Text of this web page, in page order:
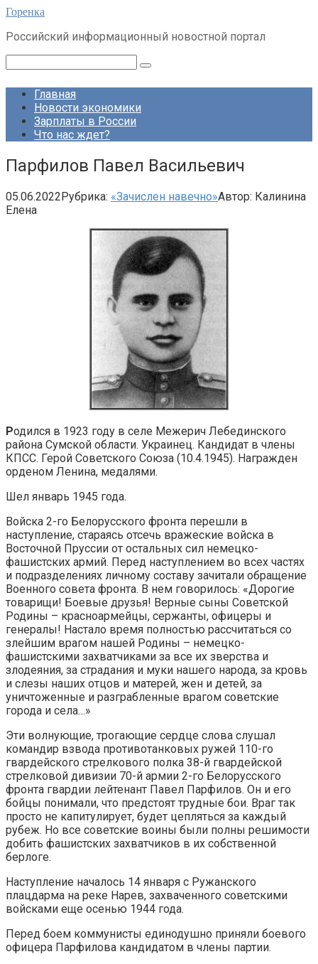
Перейти
контенту
Горенка
Российский информационный новостной портал
Главная
Новости экономики
Зарплаты в России
Что нас ждет?
Парфилов Павел Васильевич
05.06.2022Рубрика: «Зачислен навечно»Автор: Калинина
Елена
Родился в 1923 году в селе Межерич Лебединского
района Сумской области. Украинец. Кандидат в члены
КПСС. Герой Советского Союза (10.4.1945). Награжден
орденом Ленина, медалями.
Шел январь 1945 года.
Войска 2-го Белорусского фронта перешли в
наступление, стараясь отсечь вражеские войска в
Восточной Пруссии от остальных сил немецко-
фашистских армий. Перед наступлением во всех частях
и подразделениях личному составу зачитали обращение
Военного совета фронта. В нем говорилось: «Дорогие
товарищи! Боевые друзья! Верные сыны Советской
Родины – красноармейцы, сержанты, офицеры и
генералы! Настало время полностью рассчитаться со
злейшим врагом нашей Родины – немецко-
фашистскими захватчиками за все их зверства и
злодеяния, за страдания и муки нашего народа, за кровь
и слезы наших отцов и матерей, жен и детей, за
уничтоженные и разграбленные врагом советские
города и села…»
Эти волнующие, трогающие сердце слова слушал
командир взвода противотанковых ружей 110-го
гвардейского стрелкового полка 38-й гвардейской
стрелковой дивизии 70-й армии 2-го Белорусского
фронта гвардии лейтенант Павел Парфилов. Он и его
бойцы понимали, что предстоят трудные бои. Враг так
просто не капитулирует, будет цепляться за каждый
рубеж. Но все советские воины были полны решимости
добить фашистских захватчиков в их собственной
берлоге.
Наступление началось 14 января с Ружанского
плацдарма на реке Нарев, захваченного советскими
войсками еще осенью 1944 года.
Перед боем коммунисты единодушно приняли боевого
офицера Парфилова кандидатом в члены партии.